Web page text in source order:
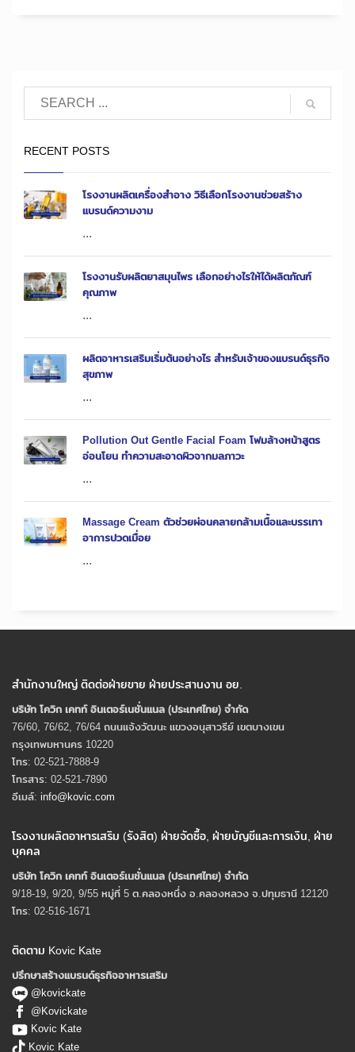
RECENT POSTS
โรงงานผลิตเครื่องสำอาง วิธีเลือกโรงงานช่วยสร้าง
แบรนด์ความงาม
...
โรงงานรับผลิตยาสมุนไพร เลือกอย่างไรให้ได้ผลิตภัณฑ์
คุณภาพ
...
ผลิตอาหารเสริมเริ่มต้นอย่างไร สำหรับเจ้าของแบรนด์ธุรกิจ
สุขภาพ
...
Pollution Out Gentle Facial Foam โฟมล้างหน้าสูตร
อ่อนโยน ทำความสะอาดผิวจากมลภาวะ
...
Massage Cream ตัวช่วยผ่อนคลายกล้ามเนื้อและบรรเทา
อาการปวดเมื่อย
...
สำนักงานใหญ่ ติดต่อฝ่ายขาย ฝ่ายประสานงาน อย.
บริษัท โควิก เคทท์ อินเตอร์เนชั่นแนล (ประเทศไทย) จํากัด
76/60, 76/62, 76/64 ถนนแจ้งวัฒนะ แขวงอนุสาวรีย์ เขตบางเขน
กรุงเทพมหานคร 10220
โทร: 02-521-7888-9
โทรสาร: 02-521-7890
อีเมล์: info@kovic.com
โรงงานผลิตอาหารเสริม (รังสิต) ฝ่ายจัดซื้อ, ฝ่ายบัญชีและการเงิน, ฝ่าย
บุคคล
บริษัท โควิก เคทท์ อินเตอร์เนชั่นแนล (ประเทศไทย) จํากัด
9/18-19, 9/20, 9/55 หมู่ที่ 5 ต.คลองหนึ่ง อ.คลองหลวง จ.ปทุมธานี 12120
โทร: 02-516-1671
ติดตาม Kovic Kate
ปรึกษาสร้างแบรนด์ธุรกิจอาหารเสริม
@kovickate
@Kovickate
Kovic Kate
Kovic Kate